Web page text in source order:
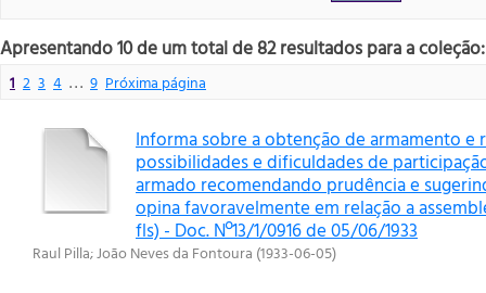
Apresentando 10 de um total de 82 resultados para a
1 2 3 4 . . . 9 Próxima página
Informa sobre a obtenção de armamento e
possibilidades e dificuldades de
armado recomendando prudência e
opina favoravelmente em relação a
fls) - Doc. Nº13/1/0916 de 05/06/1933
Raul Pilla;João Neves da Fontoura (1933-06-05)